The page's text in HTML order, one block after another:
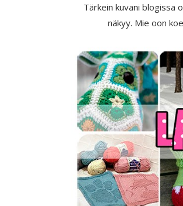
Tärkein kuvani blogissa
näkyy. Mie oon